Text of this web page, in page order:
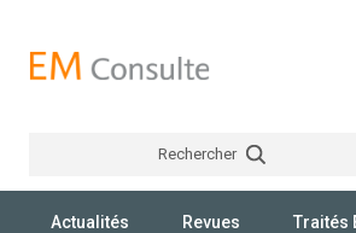
Rechercher
Actualités Revues Traités